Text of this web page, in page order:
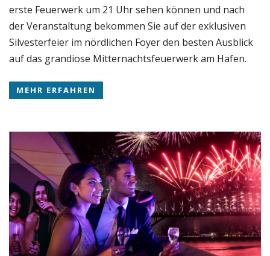
erste Feuerwerk um 21 Uhr sehen können und nach
der Veranstaltung bekommen Sie auf der exklusiven
Silvesterfeier im nördlichen Foyer den besten Ausblick
auf das grandiose Mitternachtsfeuerwerk am Hafen.
MEHR ERFAHREN